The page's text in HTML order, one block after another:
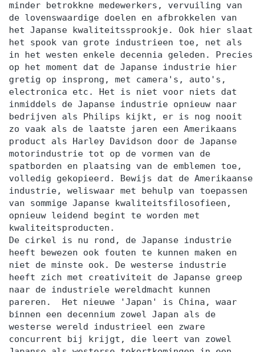
minder betrokkne medewerkers, vervuiling van
de lovenswaardige doelen en afbrokkelen van
het Japanse kwaliteitssprookje. Ook hier slaat
het spook van grote industrieen toe, net als
in het westen enkele decennia geleden. Precies
op het moment dat de Japanse industrie hier
gretig op insprong, met camera's, auto's,
electronica etc. Het is niet voor niets dat
inmiddels de Japanse industrie opnieuw naar
bedrijven als Philips kijkt, er is nog nooit
zo vaak als de laatste jaren een Amerikaans
product als Harley Davidson door de Japanse
motorindustrie tot op de vormen van de
spatborden en plaatsing van de emblemen toe,
volledig gekopieerd. Bewijs dat de Amerikaanse
industrie, weliswaar met behulp van toepassen
van sommige Japanse kwaliteitsfilosofieen,
opnieuw leidend begint te worden met
kwaliteitsproducten.
De cirkel is nu rond, de Japanse industrie
heeft bewezen ook fouten te kunnen maken en
niet de minste ook. De westerse industrie
heeft zich met creativiteit de Japanse greep
naar de industriele wereldmacht kunnen
pareren. Het nieuwe 'Japan' is China, waar
binnen een decennium zowel Japan als de
westerse wereld industrieel een zware
concurrent bij krijgt, die leert van zowel